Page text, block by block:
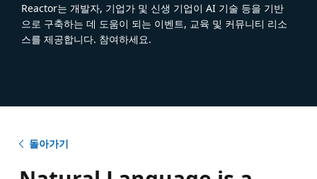
Reactor는 개발자, 기업가 및 신생 기업이 AI 기술 등을 기반
으로 구축하는 데 도움이 되는 이벤트, 교육 및 커뮤니티 리소
스를 제공합니다. 참여하세요.
돌아가기